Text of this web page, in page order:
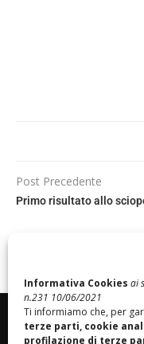
Informativa Cookies ai
n.231 10/06/2021
Ti informiamo che, per
terze parti, cookie
profilazione di terze
Post Precedente
Primo risultato allo